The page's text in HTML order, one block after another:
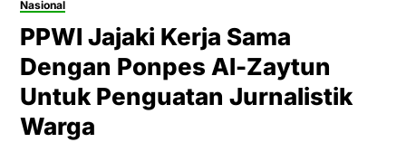
Nasional
PPWI Jajaki Kerja Sama
Dengan Ponpes Al-Zaytun
Untuk Penguatan Jurnalistik
Warga